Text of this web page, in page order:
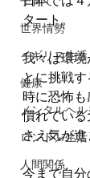
世界情勢
イギリス生活
健康
メンタルヘル
ロンドン生活
人間関係
タート。
我々は環境
とに挑戦
時に恐怖
慣れてい
さえ気が進
今まで自分